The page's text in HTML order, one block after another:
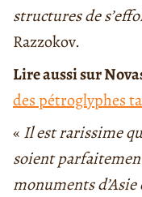
structures de
Razzokov.
Lire aussi sur
des pétroglyphes
« Il est rarissime
soient
monuments